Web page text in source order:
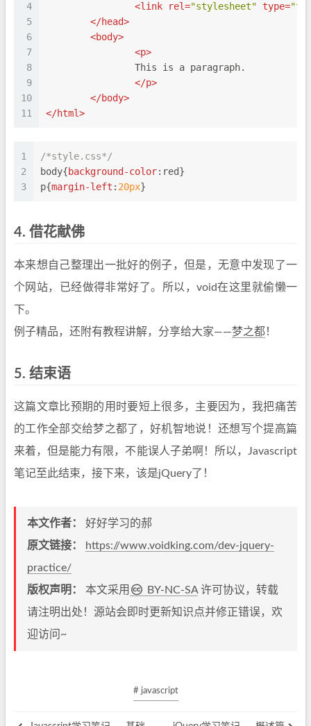
4
5
6
7
8
9
10
11
<link rel="stylesheet" type=
</head>
<body>
<p>
		This is a paragraph.
</p>
</body>
</html>
1
2
3
/*style.css*/
body{background-color:red}
p{margin-left : 20px}
4. 借花献佛
本来想自己整理出一批好的例子，但是，无意中发现了一
个网站，已经做得非常好了。所以，void在这里就偷懒一
下。
例子精品，还附有教程讲解，分享给大家——梦之都！
5. 结束语
这篇文章比预期的用时要短上很多，主要因为，我把痛苦
的工作全部交给梦之都了，好机智地说！还想写个提高篇
来着，但是能力有限，不能误人子弟啊！所以，Javascript
笔记至此结束，接下来，该是jQuery了！
本文作者：
好好学习的郝
原文链接：
https://www.voidking.com/dev-jquery-
practice/
版权声明：
本文采用 BY-NC-SA许可协议，转载
请注明出处！源站会即时更新知识点并修正错误，欢
迎访问~
# javascript